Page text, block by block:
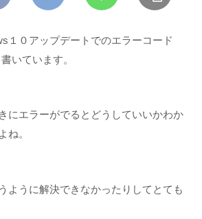
１０アップデートでのエラーコード
いています。
にエラーがでるとどうしていいかわか
ね。
ように解決できなかったりしてとても